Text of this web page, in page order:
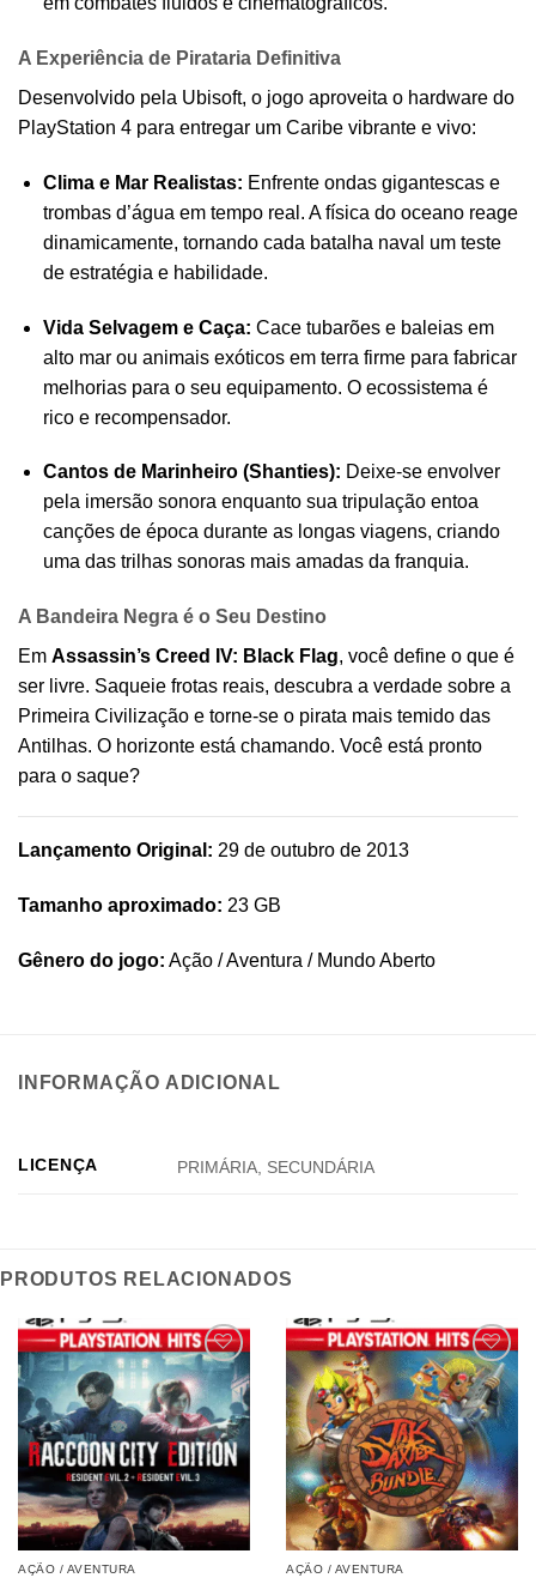
A Experiência de Pirataria Definitiva
Desenvolvido pela Ubisoft, o jogo aproveita o hardware do
PlayStation 4 para entregar um Caribe vibrante e vivo:
Clima e Mar Realistas: Enfrente ondas gigantescas e
trombas d’água em tempo real. A física do oceano reage
dinamicamente, tornando cada batalha naval um teste
de estratégia e habilidade.
Vida Selvagem e Caça: Cace tubarões e baleias em
alto mar ou animais exóticos em terra firme para fabricar
melhorias para o seu equipamento. O ecossistema é
rico e recompensador.
Cantos de Marinheiro (Shanties): Deixe-se envolver
pela imersão sonora enquanto sua tripulação entoa
canções de época durante as longas viagens, criando
uma das trilhas sonoras mais amadas da franquia.
A Bandeira Negra é o Seu Destino
Em Assassin’s Creed IV: Black Flag, você define o que é
ser livre. Saqueie frotas reais, descubra a verdade sobre a
Primeira Civilização e torne-se o pirata mais temido das
Antilhas. O horizonte está chamando. Você está pronto
para o saque?
Lançamento Original: 29 de outubro de 2013
Tamanho aproximado: 23 GB
Gênero do jogo: Ação / Aventura / Mundo Aberto
INFORMAÇÃO ADICIONAL
LICENÇA PRIMÁRIA, SECUNDÁRIA
PRODUTOS RELACIONADOS
AÇÃO / AVENTURA AÇÃO / AVENTURA